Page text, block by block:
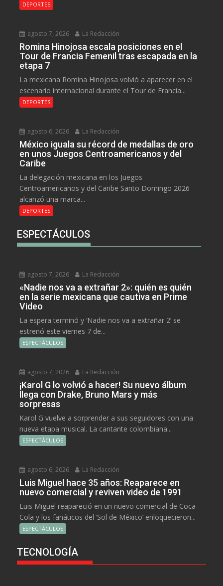
DEPORTES
agosto 7, 2026 La Redacción
Romina Hinojosa escala posiciones en el
Tour de Francia Femenil tras escapada en la
etapa 7
La mexicana Romina Hinojosa volvió a aparecer en el
escenario internacional durante el Tour de Francia...
DEPORTES
agosto 6, 2026 La Redacción
México iguala su récord de medallas de oro
en unos Juegos Centroamericanos y del
Caribe
La delegación mexicana en los Juegos
Centroamericanos y del Caribe Santo Domingo 2026
alcanzó una marca...
DEPORTES
ESPECTÁCULOS
agosto 7, 2026 La Redacción
«Nadie nos va a extrañar 2»: quién es quién
en la serie mexicana que cautiva en Prime
Video
La espera terminó y ‘Nadie nos va a extrañar 2’ se
estrenó este viernes 7 de...
ESPECTÁCULOS
agosto 7, 2026 La Redacción
¡Karol G lo volvió a hacer! Su nuevo álbum
llega con Drake, Bruno Mars y más
sorpresas
Karol G vuelve a sorprender a sus seguidores con una
nueva etapa musical. La cantante colombiana...
ESPECTÁCULOS
agosto 6, 2026 La Redacción
Luis Miguel hace 35 años: Reaparece en
nuevo comercial y reviven video de 1991
Luis Miguel reapareció en un nuevo comercial de Coca-
Cola y los fanáticos del ‘Sol de México’ enloquecieron...
ESPECTÁCULOS
TECNOLOGÍA